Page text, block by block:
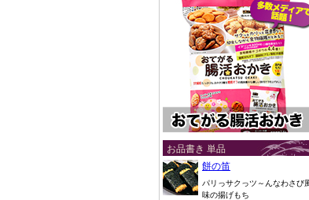
お品書き 単品
餅の笛
パリっサクっツ～んなわさび
味の揚げもち